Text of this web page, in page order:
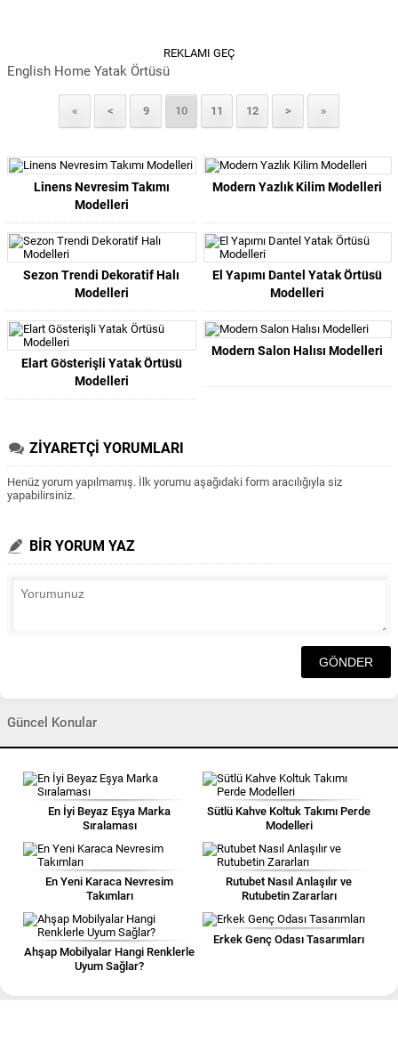
REKLAMI GEÇ
English Home Yatak Örtüsü
« < 9 10 11 12 > »
Linens Nevresim Takımı
Modelleri
Modern Yazlık Kilim Modelleri
Sezon Trendi Dekoratif Halı
Modelleri
El Yapımı Dantel Yatak Örtüsü
Modelleri
Elart Gösterişli Yatak Örtüsü
Modelleri
Modern Salon Halısı Modelleri
ZİYARETÇİ YORUMLARI
Henüz yorum yapılmamış. İlk yorumu aşağıdaki form aracılığıyla siz
yapabilirsiniz.
BİR YORUM YAZ
Güncel Konular
En İyi Beyaz Eşya Marka
Sıralaması
Sütlü Kahve Koltuk Takımı Perde
Modelleri
En Yeni Karaca Nevresim
Takımları
Rutubet Nasıl Anlaşılır ve
Rutubetin Zararları
Ahşap Mobilyalar Hangi Renklerle
Uyum Sağlar?
Erkek Genç Odası Tasarımları